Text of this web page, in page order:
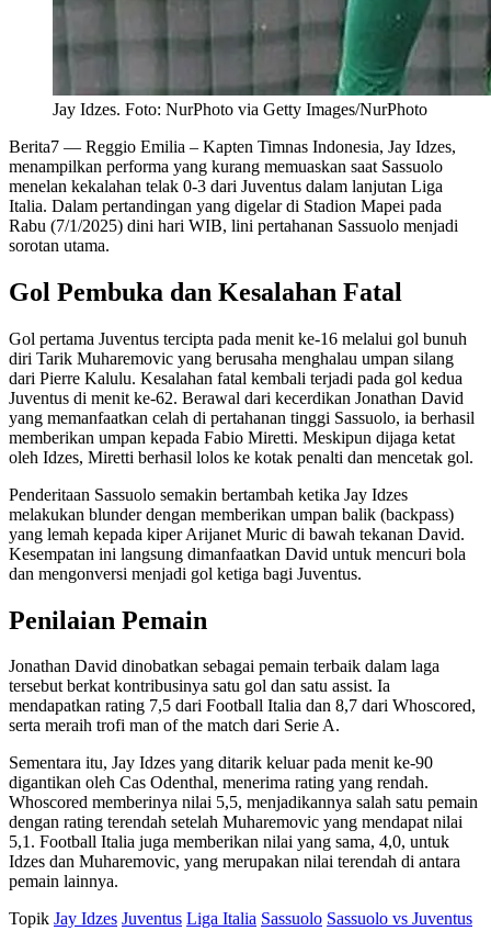
Jay Idzes. Foto: NurPhoto via Getty Images/NurPhoto
Berita7 — Reggio Emilia – Kapten Timnas Indonesia, Jay Idzes,
menampilkan performa yang kurang memuaskan saat Sassuolo
menelan kekalahan telak 0-3 dari Juventus dalam lanjutan Liga
Italia. Dalam pertandingan yang digelar di Stadion Mapei pada
Rabu (7/1/2025) dini hari WIB, lini pertahanan Sassuolo menjadi
sorotan utama.
Gol Pembuka dan Kesalahan Fatal
Gol pertama Juventus tercipta pada menit ke-16 melalui gol bunuh
diri Tarik Muharemovic yang berusaha menghalau umpan silang
dari Pierre Kalulu. Kesalahan fatal kembali terjadi pada gol kedua
Juventus di menit ke-62. Berawal dari kecerdikan Jonathan David
yang memanfaatkan celah di pertahanan tinggi Sassuolo, ia berhasil
memberikan umpan kepada Fabio Miretti. Meskipun dijaga ketat
oleh Idzes, Miretti berhasil lolos ke kotak penalti dan mencetak gol.
Penderitaan Sassuolo semakin bertambah ketika Jay Idzes
melakukan blunder dengan memberikan umpan balik (backpass)
yang lemah kepada kiper Arijanet Muric di bawah tekanan David.
Kesempatan ini langsung dimanfaatkan David untuk mencuri bola
dan mengonversi menjadi gol ketiga bagi Juventus.
Penilaian Pemain
Jonathan David dinobatkan sebagai pemain terbaik dalam laga
tersebut berkat kontribusinya satu gol dan satu assist. Ia
mendapatkan rating 7,5 dari Football Italia dan 8,7 dari Whoscored,
serta meraih trofi man of the match dari Serie A.
Sementara itu, Jay Idzes yang ditarik keluar pada menit ke-90
digantikan oleh Cas Odenthal, menerima rating yang rendah.
Whoscored memberinya nilai 5,5, menjadikannya salah satu pemain
dengan rating terendah setelah Muharemovic yang mendapat nilai
5,1. Football Italia juga memberikan nilai yang sama, 4,0, untuk
Idzes dan Muharemovic, yang merupakan nilai terendah di antara
pemain lainnya.
Topik Jay Idzes Juventus Liga Italia Sassuolo Sassuolo vs Juventus